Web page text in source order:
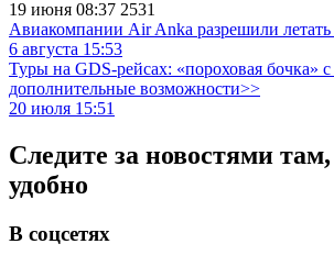
19 июня 08:37 2531
Авиакомпании Air Anka разрешили
6 августа 15:53
Туры на GDS-рейсах: «пороховая бочка»
дополнительные возможности>>
20 июля 15:51
Следите за новостями
удобно
В соцсетях